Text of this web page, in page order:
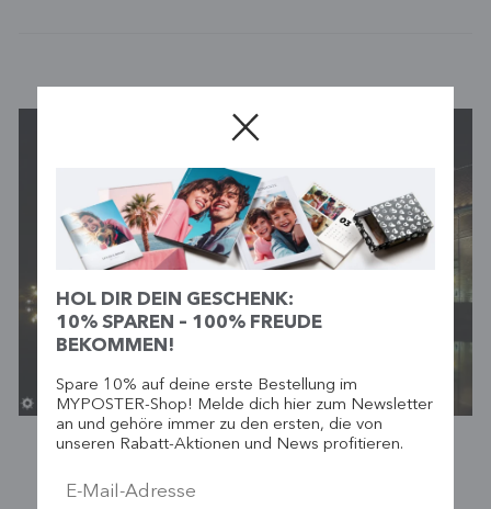
LANGZEITBELICHTUNG: INTERESSANTE
EFFEKTE IN DER NACHTFOTOGRAFIE
HOL DIR DEIN GESCHENK:
10% SPAREN – 100% FREUDE
BEKOMMEN!
Spare 10% auf deine erste Bestellung im
MYPOSTER-Shop! Melde dich hier zum Newsletter
an und gehöre immer zu den ersten, die von
unseren Rabatt-Aktionen und News profitieren.